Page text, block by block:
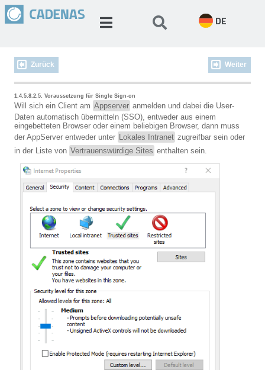
DE
Zurück Weiter
1.4.5.8.2.5. Voraussetzung für Single Sign-on
Will sich ein Client am Appserver anmelden und dabei die User-
Daten automatisch übermitteln (SSO), entweder aus einem
eingebetteten Browser oder einem beliebigen Browser, dann muss
der AppServer entweder unter Lokales Intranet zugreifbar sein oder
in der Liste von Vertrauenswürdige Sites enthalten sein.